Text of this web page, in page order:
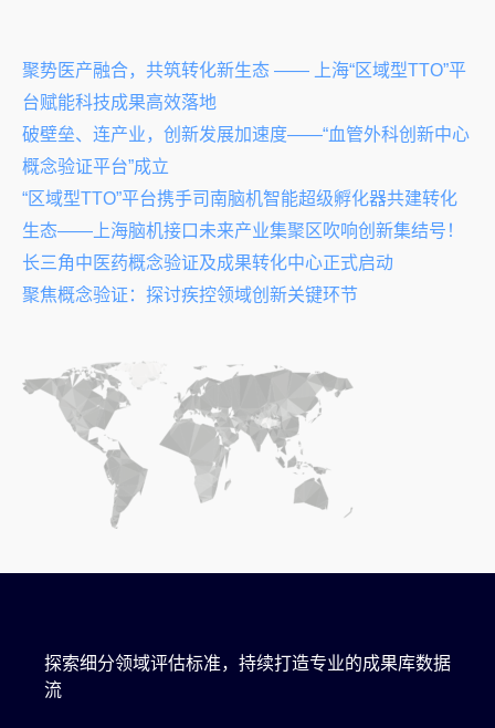
聚势医产融合，共筑转化新生态 —— 上海“区域型TTO”平
台赋能科技成果高效落地
破壁垒、连产业，创新发展加速度——“血管外科创新中心
概念验证平台”成立
“区域型TTO”平台携手司南脑机智能超级孵化器共建转化
生态——上海脑机接口未来产业集聚区吹响创新集结号！
长三角中医药概念验证及成果转化中心正式启动
聚焦概念验证：探讨疾控领域创新关键环节
探索细分领域评估标准，持续打造专业的成果库数据
流